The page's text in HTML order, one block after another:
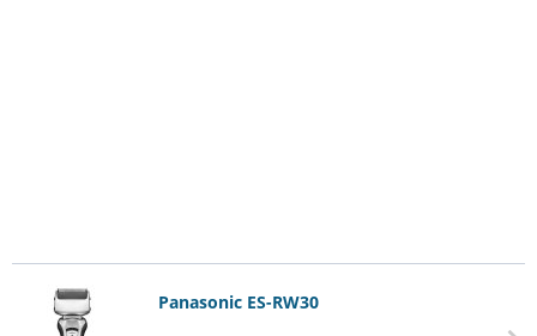
Panasonic ES-RW30